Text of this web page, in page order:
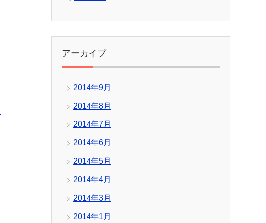
アーカイブ
2014年9月
2014年8月
2014年7月
2014年6月
2014年5月
2014年4月
2014年3月
2014年1月